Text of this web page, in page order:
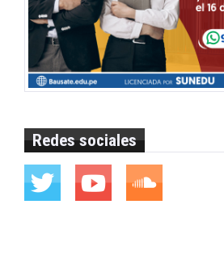
Redes sociales